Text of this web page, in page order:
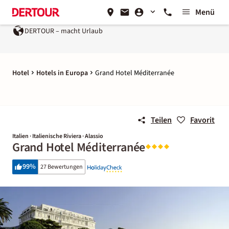
Menü
DERTOUR – macht Urlaub
Hotel Hotels in Europa Grand Hotel Méditerranée
Teilen Favorit
Italien · Italienische Riviera · Alassio
Grand Hotel Méditerranée
99% 27 Bewertungen